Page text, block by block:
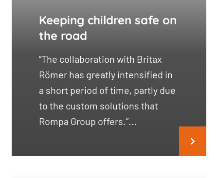
Keeping children safe on
the road
“The collaboration with Britax
Römer has greatly intensified in
a short period of time, partly due
to the custom solutions that
Rompa Group offers.”...